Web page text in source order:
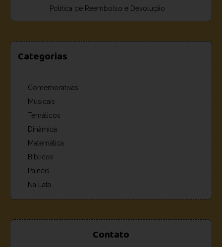
Política de Reembolso e Devolução
Categorias
Comemorativas
Músicais
Temáticos
Dinâmica
Matemática
Bíblicos
Painéis
Na Lata
Contato